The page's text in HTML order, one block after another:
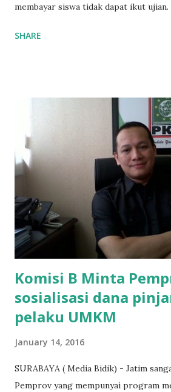
membayar siswa tidak dapat ikut
SMAN 8 Jalan Iskandar Muda
Mujib menambahkan, akhirnya
uang tetangga 500 ribu, agar anaknya
"Kasihan dia sudah tidak punya ayah,
kerja sebagai pembantu rumah tangga.
agar uang bisa kembali,"ungkapnya.
penarikan uang iuran untuk
dibenarkan oleh Atika Fadhilah siswa
diwawancarai. "Benar, bilangnya wajib
terakh...
SHARE
Komisi B Minta
sosialisasi dana
pelaku UMKM
January 14, 2016
SURABAYA ( Media Bidik) - Jatim
Pemprov yang mempunyai program